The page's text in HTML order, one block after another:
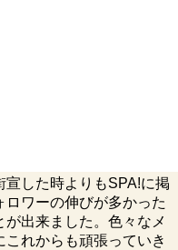
宣した時よりもSPA!に掲
ワーの伸びが多かった
出来ました。色々なメ
れからも頑張っていき